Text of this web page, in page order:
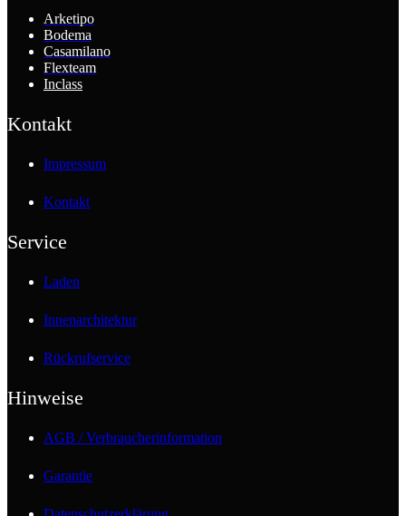
Arketipo
Bodema
Casamilano
Flexteam
Inclass
Kontakt
Impressum
Kontakt
Service
Laden
Innenarchitektur
Rückrufservice
Hinweise
AGB / Verbraucherinformation
Garantie